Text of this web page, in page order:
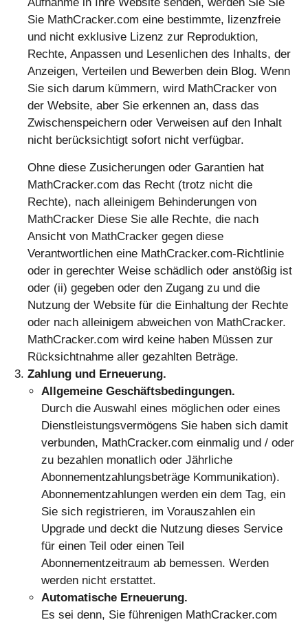
Sie MathCracker.com eine bestimmte, lizenzfreie
und nicht exklusive Lizenz zur Reproduktion,
Rechte, Anpassen und Lesenlichen des Inhalts, der
Anzeigen, Verteilen und Bewerben dein Blog. Wenn
Sie sich darum kümmern, wird MathCracker von
der Website, aber Sie erkennen an, dass das
Zwischenspeichern oder Verweisen auf den Inhalt
nicht berücksichtigt sofort nicht verfügbar.
Ohne diese Zusicherungen oder Garantien hat
MathCracker.com das Recht (trotz nicht die
Rechte), nach alleinigem Behinderungen von
MathCracker Diese Sie alle Rechte, die nach
Ansicht von MathCracker gegen diese
Verantwortlichen eine MathCracker.com-Richtlinie
oder in gerechter Weise schädlich oder anstößig ist
oder (ii) gegeben oder den Zugang zu und die
Nutzung der Website für die Einhaltung der Rechte
oder nach alleinigem abweichen von MathCracker.
MathCracker.com wird keine haben Müssen zur
Rücksichtnahme aller gezahlten Beträge.
Zahlung und Erneuerung.
Allgemeine Geschäftsbedingungen.
Durch die Auswahl eines möglichen oder eines
Dienstleistungsvermögens Sie haben sich damit
verbunden, MathCracker.com einmalig und / oder
zu bezahlen monatlich oder Jährliche
Abonnementzahlungsbeträge Kommunikation).
Abonnementzahlungen werden ein dem Tag, ein
Sie sich registrieren, im Vorauszahlen ein
Upgrade und deckt die Nutzung dieses Service
für einen Teil oder einen Teil
Abonnementzeitraum ab bemessen. Werden
werden nicht erstattet.
Automatische Erneuerung.
Es sei denn, Sie führenigen MathCracker.com